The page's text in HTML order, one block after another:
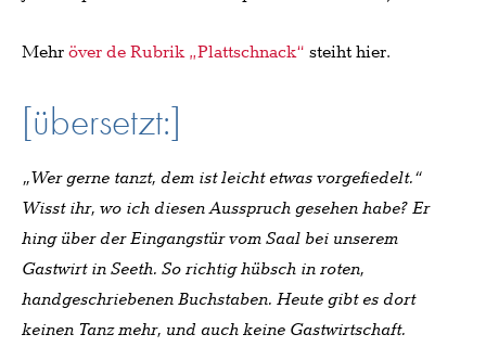
Mehröver de Rubrik „Plattschnack“ steiht hier.
[übersetzt:]
„Wer gerne tanzt, dem ist leicht etwas vorgefiedelt.“
Wisst ihr, wo ich diesen Ausspruch gesehen habe? Er
hing über der Eingangstür vom Saal bei unserem
Gastwirt in Seeth. So richtig hübsch in roten,
handgeschriebenen Buchstaben. Heute gibt es dort
keinen Tanz mehr, und auch keine Gastwirtschaft.